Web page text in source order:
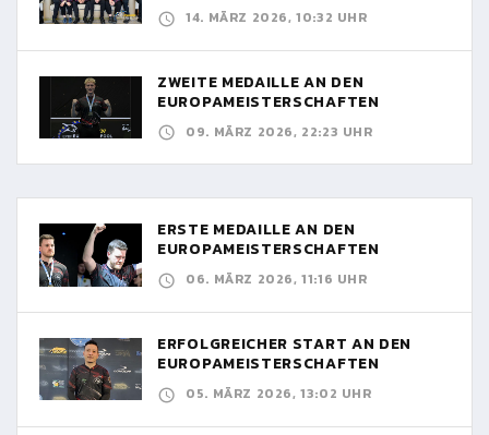
14. MÄRZ 2026, 10:32 UHR
ZWEITE MEDAILLE AN DEN
EUROPAMEISTERSCHAFTEN
09. MÄRZ 2026, 22:23 UHR
ERSTE MEDAILLE AN DEN
EUROPAMEISTERSCHAFTEN
06. MÄRZ 2026, 11:16 UHR
ERFOLGREICHER START AN DEN
EUROPAMEISTERSCHAFTEN
05. MÄRZ 2026, 13:02 UHR